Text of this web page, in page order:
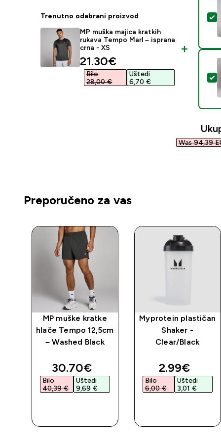
Trenutno odabrani proizvod
MP muška majica kratkih
rukava Tempo Marl – isprana
crna - XS
discounted price
21.30€‎
Bilo
28,00 €‎
Uštedi
6,70 €‎
Was 94,39
Preporučeno za vas
MP muške kratke
hlače Tempo 12,5cm
– Washed Black
discounted price
30.70€‎
Bilo
40,39 €‎
Uštedi
9,69 €‎
Myprotein plastičan
Shaker -
Clear/Black
2.99€‎
Bilo
6,00 €‎
Uštedi
3,01 €‎